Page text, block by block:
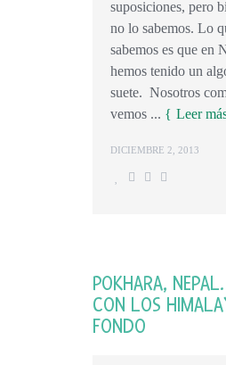
suposiciones, pero
no lo sabemos. Lo
sabemos es que en
hemos tenido un
suete. Nosotros
vemos ...
Leer
DICIEMBRE 2, 2013
POKHARA,
CON LOS
FONDO